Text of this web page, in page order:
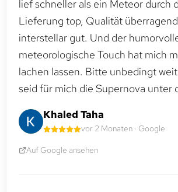
lief schneller als ein Meteor durch
Lieferung top, Qualität
interstellar gut. Und der
meteorologische Touch hat mich
lachen lassen. Bitte unbedingt
seid für mich die Supernova unter
Khaled Taha
vor 2 Monaten · Google
Auf Google ansehen